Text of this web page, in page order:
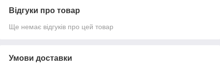
Відгуки про товар
Ще немає відгуків про цей товар
Умови доставки